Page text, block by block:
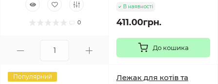
0
В наявності
411.00грн.
До кошика
Популярний
Лежак для котів та